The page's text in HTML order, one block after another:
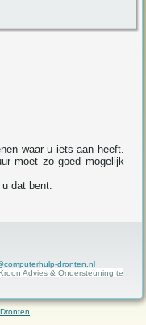
waar u iets aan heeft.
moet zo goed mogelijk
dat bent.
dronten.nl
Advies & Ondersteuning te